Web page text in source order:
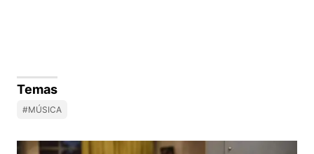
Temas
#MÚSICA